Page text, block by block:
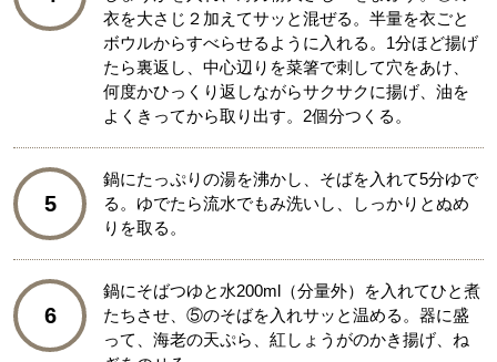
衣を大さじ２加えてサッと混ぜる。半量を衣ごと
ボウルからすべらせるように入れる。1分ほど揚げ
たら裏返し、中心辺りを菜箸で刺して穴をあけ、
何度かひっくり返しながらサクサクに揚げ、油を
よくきってから取り出す。2個分つくる。
5
鍋にたっぷりの湯を沸かし、そばを入れて5分ゆで
る。ゆでたら流水でもみ洗いし、しっかりとぬめ
りを取る。
6
鍋にそばつゆと水200ml（分量外）を入れてひと煮
たちさせ、⑤のそばを入れサッと温める。器に盛
って、海老の天ぷら、紅しょうがのかき揚げ、ね